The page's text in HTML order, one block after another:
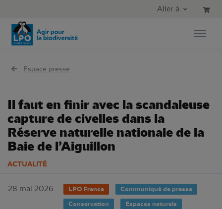
Aller au menu principal
Aller à
Espace presse
Il faut en finir avec la scandaleuse
capture de civelles dans la
Réserve naturelle nationale de la
Baie de l’Aiguillon
ACTUALITÉ
28 mai 2026 LPO France
Communiqué de presse
Conservation
Espaces naturels